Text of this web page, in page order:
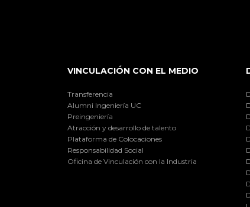
VINCULACIÓN CON EL MEDIO
Transferencia
Alumni Ingeniería UC
Preingeniería
Atracción y desarrollo de talento
Plataforma de Colocaciones
Responsabilidad Social
Oficina de Vinculación con la Industria